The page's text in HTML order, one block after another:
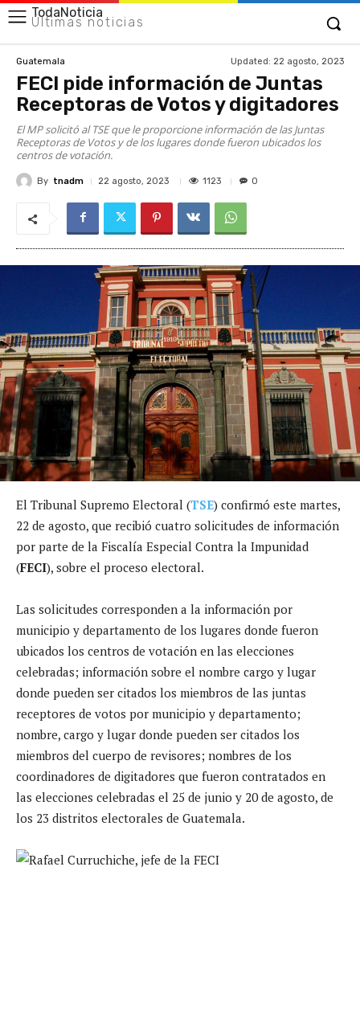
TodaNoticia
Últimas noticias
Guatemala Updated: 22 agosto, 2023
FECI pide información de Juntas
Receptoras de Votos y digitadores
El MP solicitó al TSE que le proporcione información de las Juntas
Receptoras de Votos y de los lugares donde fueron ubicados los
centros de votación.
By tnadm 22 agosto, 2023 1123 0
El Tribunal Supremo Electoral (TSE) confirmó este martes,
22 de agosto, que recibió cuatro solicitudes de información
por parte de la Fiscalía Especial Contra la Impunidad
(FECI), sobre el proceso electoral.
Las solicitudes corresponden a la información por
municipio y departamento de los lugares donde fueron
ubicados los centros de votación en las elecciones
celebradas; información sobre el nombre cargo y lugar
donde pueden ser citados los miembros de las juntas
receptores de votos por municipio y departamento;
nombre, cargo y lugar donde pueden ser citados los
miembros del cuerpo de revisores; nombres de los
coordinadores de digitadores que fueron contratados en
las elecciones celebradas el 25 de junio y 20 de agosto, de
los 23 distritos electorales de Guatemala.